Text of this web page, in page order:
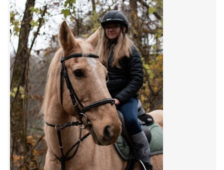
ČLENOVÉ RYCHVALDU 2023
7:4 (VELKÝ PÁTEK) KROUŽEK NEBUDE
JARNÍ BRIGÁDA 20.5.2023
DNE 17.11.2023 KROUŽEK JEZDECTVÍ NENÍ
DĚKUJEME MĚSTU RYCHVALD ZA DOTACI V ROCE 2023
NABÍZÍME BRIGÁDU U NÁS VE STÁJI. PRO BLIŽŠÍ INFO